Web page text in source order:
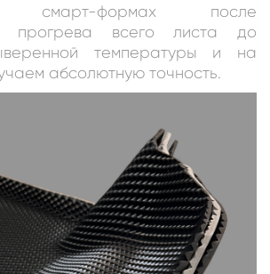
смарт-формах после
прогрева всего листа до
температуры и на
абсолютную точность.